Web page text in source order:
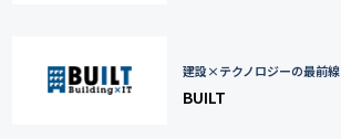
建設×テクノロジーの最前線
BUILT